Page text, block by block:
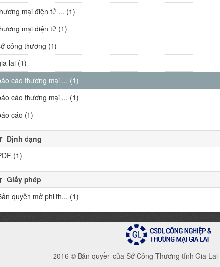
mại điện tử ... (1)
mại điện tử (1)
công thương (1)
lai (1)
cáo thương mại ... (1)
cáo thương mại ... (1)
cáo (1)
Định dạng
(1)
Giấy phép
quyền mở phi th... (1)
2016 © Bản quyền của Sở Công Thương tỉnh Gia Lai